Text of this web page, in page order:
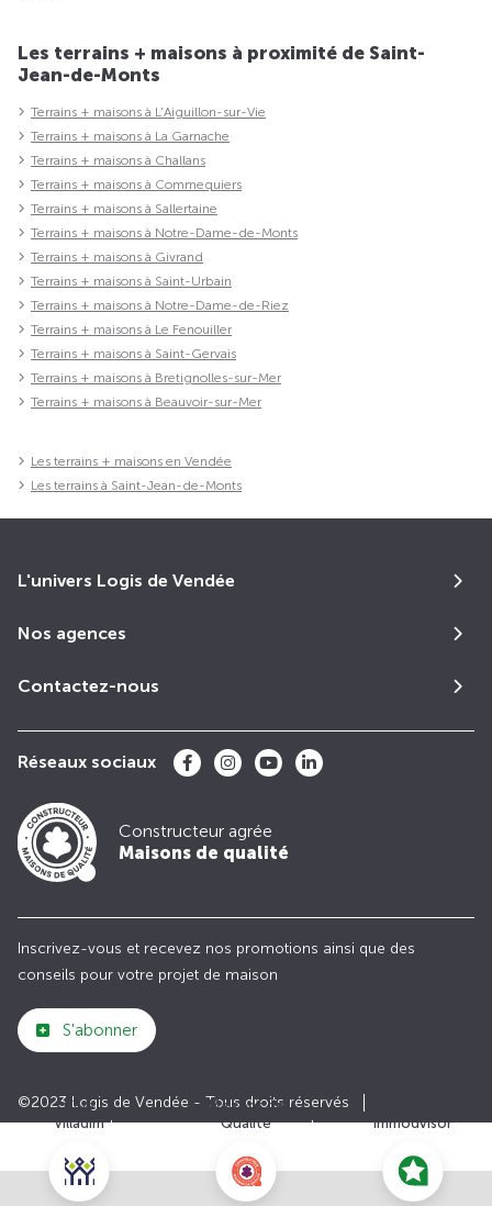
Club
Villadim
Maisons de
Qualité
Immodvisor
Les terrains + maisons à proximité de Saint-
Jean-de-Monts
Terrains + maisons à L'Aiguillon-sur-Vie
Terrains + maisons à La Garnache
Terrains + maisons à Challans
Terrains + maisons à Commequiers
Terrains + maisons à Sallertaine
Terrains + maisons à Notre-Dame-de-Monts
Terrains + maisons à Givrand
Terrains + maisons à Saint-Urbain
Terrains + maisons à Notre-Dame-de-Riez
Terrains + maisons à Le Fenouiller
Terrains + maisons à Saint-Gervais
Terrains + maisons à Bretignolles-sur-Mer
Terrains + maisons à Beauvoir-sur-Mer
Les terrains + maisons en Vendée
Les terrains à Saint-Jean-de-Monts
L'univers Logis de Vendée
Nos agences
Contactez-nous
Réseaux sociaux
Constructeur agrée
Maisons de qualité
Inscrivez-vous et recevez nos promotions ainsi que des
conseils pour votre projet de maison
S'abonner
©2023 Logis de Vendée - Tous droits réservés
Plan du site
Paramètres des cookies
Politiques de Confidentialités
Recrutement
Parrainer un ami Le groupe VILLADIM